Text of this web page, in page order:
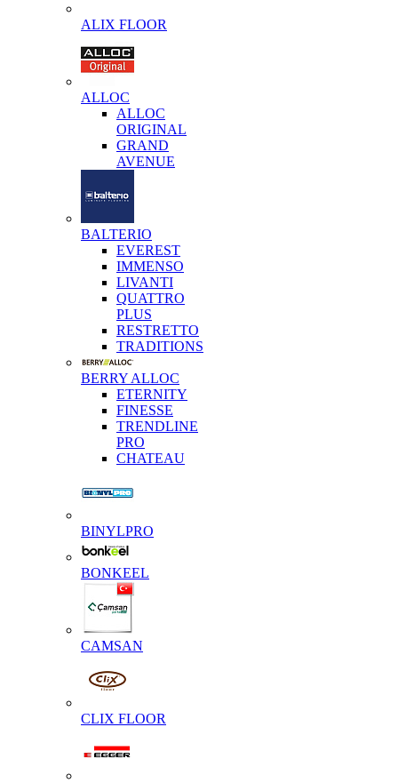
ALIX FLOOR
ALLOC
ALLOC
ORIGINAL
GRAND
AVENUE
BALTERIO
EVEREST
IMMENSO
LIVANTI
QUATTRO
PLUS
RESTRETTO
TRADITIONS
BERRY ALLOC
ETERNITY
FINESSE
TRENDLINE
PRO
CHATEAU
BINYLPRO
BONKEEL
CAMSAN
CLIX FLOOR